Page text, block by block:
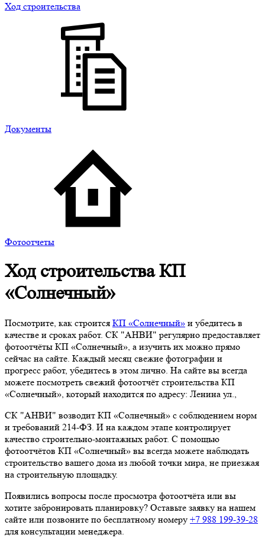
Ход строительства
Документы
Фотоотчеты
Ход строительстваКП
«Солнечный»
Посмотрите, как строится КП «Солнечный» и убедитесь в
качестве и сроках работ. СК "АНВИ" регулярно предоставляет
фотоотчёты КП «Солнечный», а изучить их можно прямо
сейчас на сайте. Каждый месяц свежие фотографии и
прогресс работ, убедитесь в этом лично. На сайте вы всегда
можете посмотреть свежий фотоотчёт строительства КП
«Солнечный», который находится по адресу: Ленина ул.,
СК "АНВИ" возводит КП «Солнечный» с соблюдением норм
и требований 214-ФЗ. И на каждом этапе контролирует
качество строительно-монтажных работ. С помощью
фотоотчётов КП «Солнечный» вы всегда можете наблюдать
строительство вашего дома из любой точки мира, не приезжая
на строительную площадку.
Появились вопросы после просмотра фотоотчёта или вы
хотите забронировать планировку? Оставьте заявку на нашем
сайте или позвоните по бесплатному номеру +7 988 199‑39‑28
для консультации менеджера.